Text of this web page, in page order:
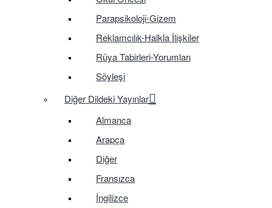
Parapsikoloji-Gizem
Reklamcılık-Halkla İlişkiler
Rüya Tabirleri-Yorumları
Söyleşi
Diğer Dildeki Yayınlar
Almanca
Arapça
Diğer
Fransızca
İngilizce